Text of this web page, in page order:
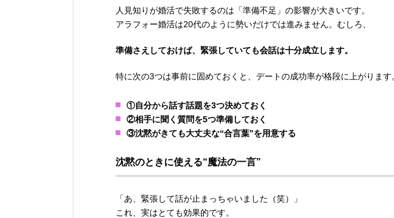
人見知りが婚活で失敗するのは「準備不足」の影響が大きいです。
アラフォー婚活は20代のように勢いだけでは進みません。むしろ、
準備さえしておけば、緊張していても会話は十分成立します。
特に次の3つは事前に固めておくと、デートの成功率が格段に上がります
①自分から話す話題を3つ決めておく
②相手に聞く質問を5つ準備しておく
③沈黙がきても大丈夫な“合言葉”を用意する
沈黙のときに使える“魔法の一言”
「あ、緊張して話が止まっちゃいました（笑）」
これ、実はとても効果的です。